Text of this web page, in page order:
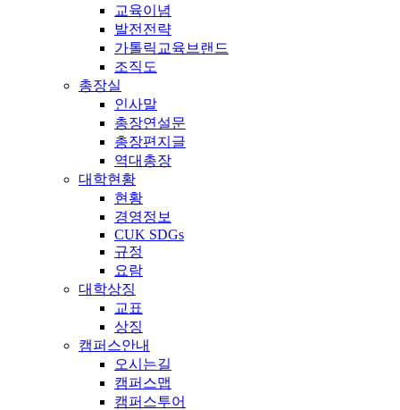
교육이념
발전전략
가톨릭교육브랜드
조직도
총장실
인사말
총장연설문
총장편지글
역대총장
대학현황
현황
경영정보
CUK SDGs
규정
요람
대학상징
교표
상징
캠퍼스안내
오시는길
캠퍼스맵
캠퍼스투어